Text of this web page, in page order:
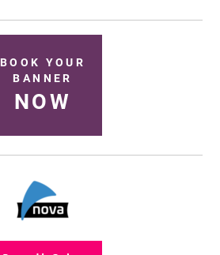
BOOK YOUR
BANNER
NOW